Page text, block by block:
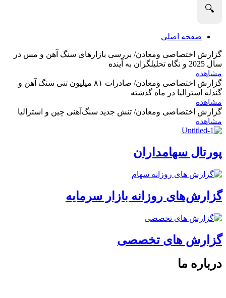
🔍
صفحه اصلی
گزارش اختصاصی ومعادن/ بررسی بازارهای سنگ آهن و مس در
سال 2025 و نگاه تحلیلگران به آینده
مشاهده
گزارش اختصاصی ومعادن/ صادرات ۸۱ میلیون تنی سنگ آهن و
گندله استرالیا در ماه گذشته
مشاهده
گزارش اختصاصی ومعادن/ تنش جدید سنگ‌آهنی چین و استرالیا
مشاهده
پورتال سهامداران
گزارش‌های روزانه بازار سرمایه
گزارش های تخصصی
درباره ما